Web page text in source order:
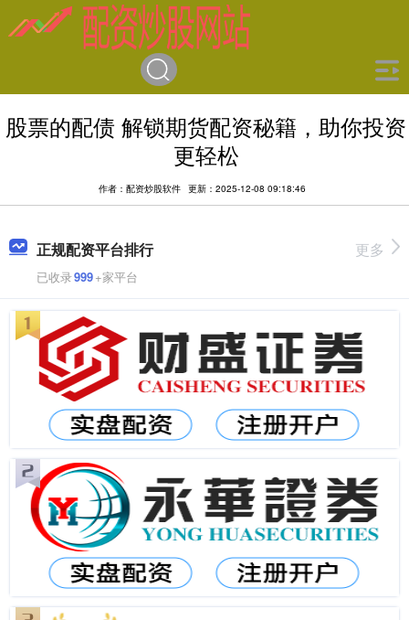
股票的配债 解锁期货配资秘籍，助你投资
更轻松
作者：配资炒股软件 更新：2025-12-08 09:18:46
正规配资平台排行
已收录999+家平台
更多